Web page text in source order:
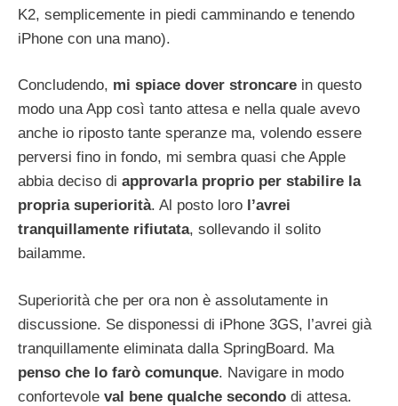
K2, semplicemente in piedi camminando e tenendo
iPhone con una mano).
Concludendo, mi spiace dover stroncare in questo
modo una App così tanto attesa e nella quale avevo
anche io riposto tante speranze ma, volendo essere
perversi fino in fondo, mi sembra quasi che Apple
abbia deciso di approvarla proprio per stabilire la
propria superiorità. Al posto loro l’avrei
tranquillamente rifiutata, sollevando il solito
bailamme.
Superiorità che per ora non è assolutamente in
discussione. Se disponessi di iPhone 3GS, l’avrei già
tranquillamente eliminata dalla SpringBoard. Ma
penso che lo farò comunque. Navigare in modo
confortevole val bene qualche secondo di attesa.